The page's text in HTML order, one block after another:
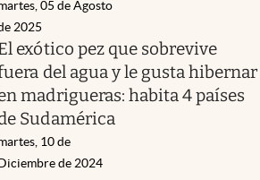
05 de Agosto
2025
exótico pez que sobrevive
del agua y le gusta hibernar
madrigueras: habita 4 países
Sudamérica
10 de
de 2024